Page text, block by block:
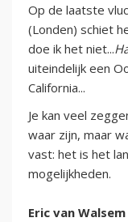
Op de laatste
(Londen) schiet
doe ik het niet...
uiteindelijk een
California...
Je kan veel
waar zijn, maar
vast: het is het
mogelijkheden.
Eric van Walsem